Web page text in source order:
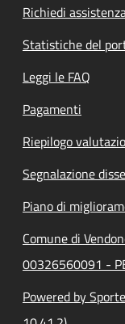
Richiedi
Statistiche del
Leggi le FAQ
Pagamenti
Riepilogo
Segnalazione
Piano di
Comune di
00326560091 -
Powered by